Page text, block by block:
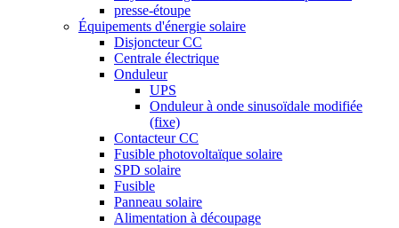
presse-étoupe
Équipements d'énergie solaire
Disjoncteur CC
Centrale électrique
Onduleur
UPS
Onduleur à onde sinusoïdale modifiée
(fixe)
Contacteur CC
Fusible photovoltaïque solaire
SPD solaire
Fusible
Panneau solaire
Alimentation à découpage